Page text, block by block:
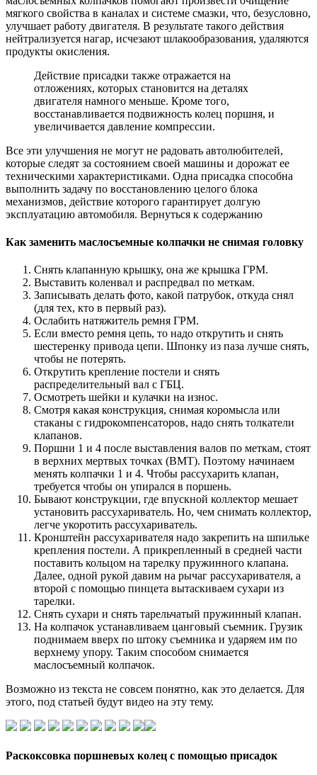
мягкого свойства в каналах и системе смазки, что, безусловно,
улучшает работу двигателя. В результате такого действия
нейтрализуется нагар, исчезают шлакообразования, удаляются
продукты окисления.
Действие присадки также отражается на
отложениях, которых становится на деталях
двигателя намного меньше. Кроме того,
восстанавливается подвижность колец поршня, и
увеличивается давление компрессии.
Все эти улучшения не могут не радовать автолюбителей,
которые следят за состоянием своей машины и дорожат ее
техническими характеристиками. Одна присадка способна
выполнить задачу по восстановлению целого блока
механизмов, действие которого гарантирует долгую
эксплуатацию автомобиля. Вернуться к содержанию
Как заменить маслосъемные колпачки не снимая головку
Снять клапанную крышку, она же крышка ГРМ.
Выставить коленвал и распредвал по меткам.
Записывать делать фото, какой патрубок, откуда снял
(для тех, кто в первый раз).
Ослабить натяжитель ремня ГРМ.
Если вместо ремня цепь, то надо открутить и снять
шестеренку привода цепи. Шпонку из паза лучше снять,
чтобы не потерять.
Открутить крепление постели и снять
распределительный вал с ГБЦ.
Осмотреть шейки и кулачки на износ.
Смотря какая конструкция, снимая коромысла или
стаканы с гидрокомпенсаторов, надо снять толкатели
клапанов.
Поршни 1 и 4 после выставления валов по меткам, стоят
в верхних мертвых точках (ВМТ). Поэтому начинаем
менять колпачки 1 и 4. Чтобы рассухарить клапан,
требуется чтобы он упирался в поршень.
Бывают конструкции, где впускной коллектор мешает
установить рассухариватель. Но, чем снимать коллектор,
легче укоротить рассухариватель.
Кронштейн рассухаривателя надо закрепить на шпильке
крепления постели. А прикрепленный в средней части
поставить кольцом на тарелку пружинного клапана.
Далее, одной рукой давим на рычаг рассухаривателя, а
второй с помощью пинцета вытаскиваем сухари из
тарелки.
Снять сухари и снять тарельчатый пружинный клапан.
На колпачок устанавливаем цанговый съемник. Грузик
поднимаем вверх по штоку съемника и ударяем им по
верхнему упору. Таким способом снимается
маслосъемный колпачок.
Возможно из текста не совсем понятно, как это делается. Для
этого, под статьей будут видео на эту тему.
Раскоксовка поршневых колец с помощью присадок